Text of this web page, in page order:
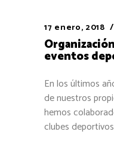
17 enero, 2018
eventos
En los últimos
de nuestros
hemos
clubes